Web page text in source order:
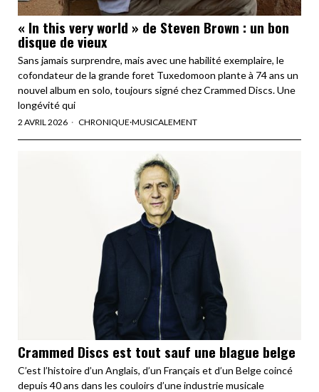
« In this very world » de Steven Brown : un bon
disque de vieux
Sans jamais surprendre, mais avec une habilité exemplaire, le
cofondateur de la grande foret Tuxedomoon plante à 74 ans un
nouvel album en solo, toujours signé chez Crammed Discs. Une
longévité qui
2 AVRIL 2026 CHRONIQUE·MUSICALEMENT
Crammed Discs est tout sauf une blague belge
C’est l’histoire d’un Anglais, d’un Français et d’un Belge coincé
depuis 40 ans dans les couloirs d’une industrie musicale